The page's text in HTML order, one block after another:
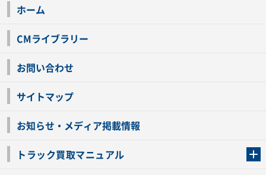
ホーム
CMライブラリー
お問い合わせ
サイトマップ
お知らせ・メディア掲載情報
トラック買取マニュアル